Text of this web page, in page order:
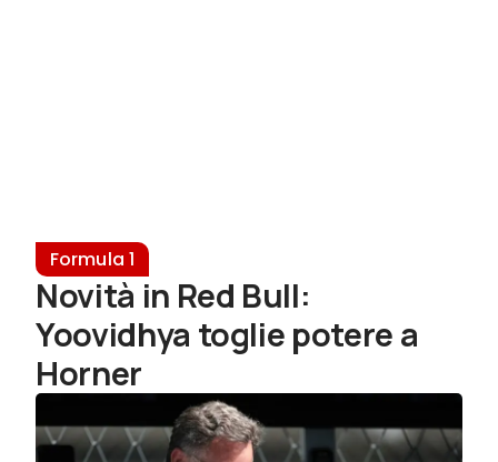
Formula 1
Novità in Red Bull:
Yoovidhya toglie potere a
Horner